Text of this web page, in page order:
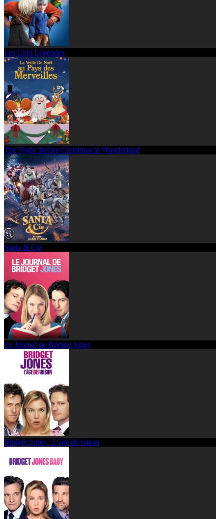
Les Cinq Légendes
The Night Before Christmas in Wonderland
Santa & Cie
Le Journal de Bridget Jones
Bridget Jones : L'âge de raison